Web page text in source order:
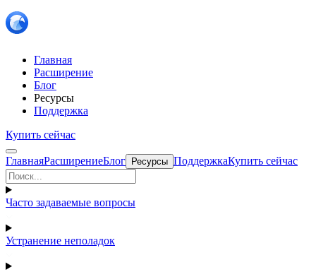
Главная
Расширение
Блог
Ресурсы
Поддержка
Купить сейчас
ГлавнаяРасширениеБлог Ресурсы ПоддержкаКупить сейчас
Часто задаваемые вопросы
Устранение неполадок